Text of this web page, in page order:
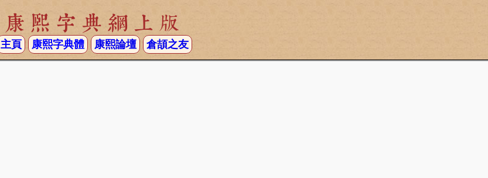
康熙字典網上版
主頁 康熙字典體 康熙論壇 倉頡之友